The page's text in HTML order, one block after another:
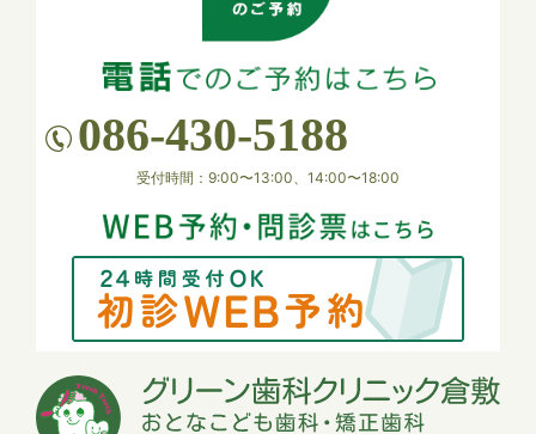
【ゴールデンウィーク 休診のお知らせ】
休診いたします。
解のほどお願い申し上げます。
2026.01.26
【休診のお知らせ】
1月27日（火）は午後休診となります。
何卒よろしくお願い申し上げます。
2025.11.12
086-430-5188
受付時間：9:00〜13:00、14:00〜18:00